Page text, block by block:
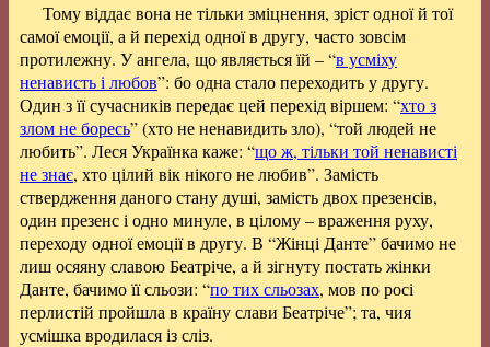
Тому віддає вона не тільки зміцнення, зріст одної й тої
самої емоції, а й перехід одної в другу, часто зовсім
протилежну. У ангела, що являється їй – “в усміху
ненависть і любов”: бо одна стало переходить у другу.
Один з її сучасників передає цей перехід віршем: “хто з
злом не боресь” (хто не ненавидить зло), “той людей не
любить”. Леся Українка каже: “що ж, тільки той ненависті
не знає, хто цілий вік нікого не любив”. Замість
ствердження даного стану душі, замість двох презенсів,
один презенс і одно минуле, в цілому – враження руху,
переходу одної емоції в другу. В “Жінці Данте” бачимо не
лиш осяяну славою Беатріче, а й зігнуту постать жінки
Данте, бачимо її сльози: “по тих сльозах, мов по росі
перлистій пройшла в країну слави Беатріче”; та, чия
усмішка вродилася із сліз.